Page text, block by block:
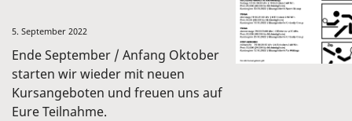
5. September 2022
Ende September / Anfang Oktober
starten wir wieder mit neuen
Kursangeboten und freuen uns auf
Eure Teilnahme.